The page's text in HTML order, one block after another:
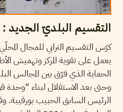
التقسيم البلديّ الجديد :
كرّس التقسيم الترابي للمجال
يعمل على تقوية المركز وتهميش
الحماية الذي فرّق بين المجالس
وحتى بعد الاستقلال لبناء “وحدة
الرئيس السابق الحبيب بورقيبة.